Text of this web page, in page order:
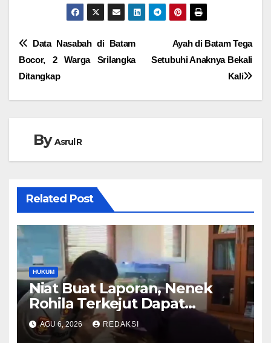
Navigasi
pos
Ayah di Batam Tega
Setubuhi Anaknya Bekali
Kali
Data Nasabah di Batam
Bocor, 2 Warga Srilangka
Ditangkap
ByAsrul R
Related Post
HUKUM
Niat Buat Laporan, Nenek
Rohila Terkejut Dapat
Bantuan dari Kabid Propam
Kombes Pol Eddwi
AGU 6, 2026 REDAKSI